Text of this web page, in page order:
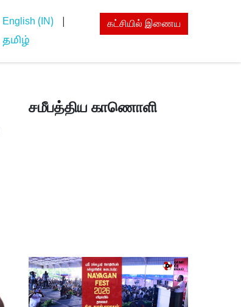
English (IN)
தமிழ்
கட்சியில் இணைய
சமீபத்திய காணொளி